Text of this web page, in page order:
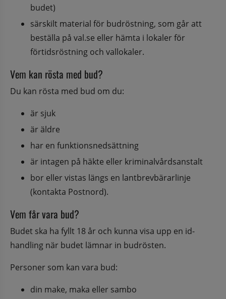
budet)
särskilt material för budröstning, som går att
beställa på val.se eller hämta i lokaler för
förtidsröstning och vallokaler.
Vem kan rösta med bud?
Du kan rösta med bud om du:
är sjuk
är äldre
har en funktionsnedsättning
är intagen på häkte eller kriminalvårdsanstalt
bor eller vistas längs en lantbrevbärarlinje
(kontakta Postnord).
Vem får vara bud?
Budet ska ha fyllt 18 år och kunna visa upp en id-
handling när budet lämnar in budrösten.
Personer som kan vara bud:
din make, maka eller sambo